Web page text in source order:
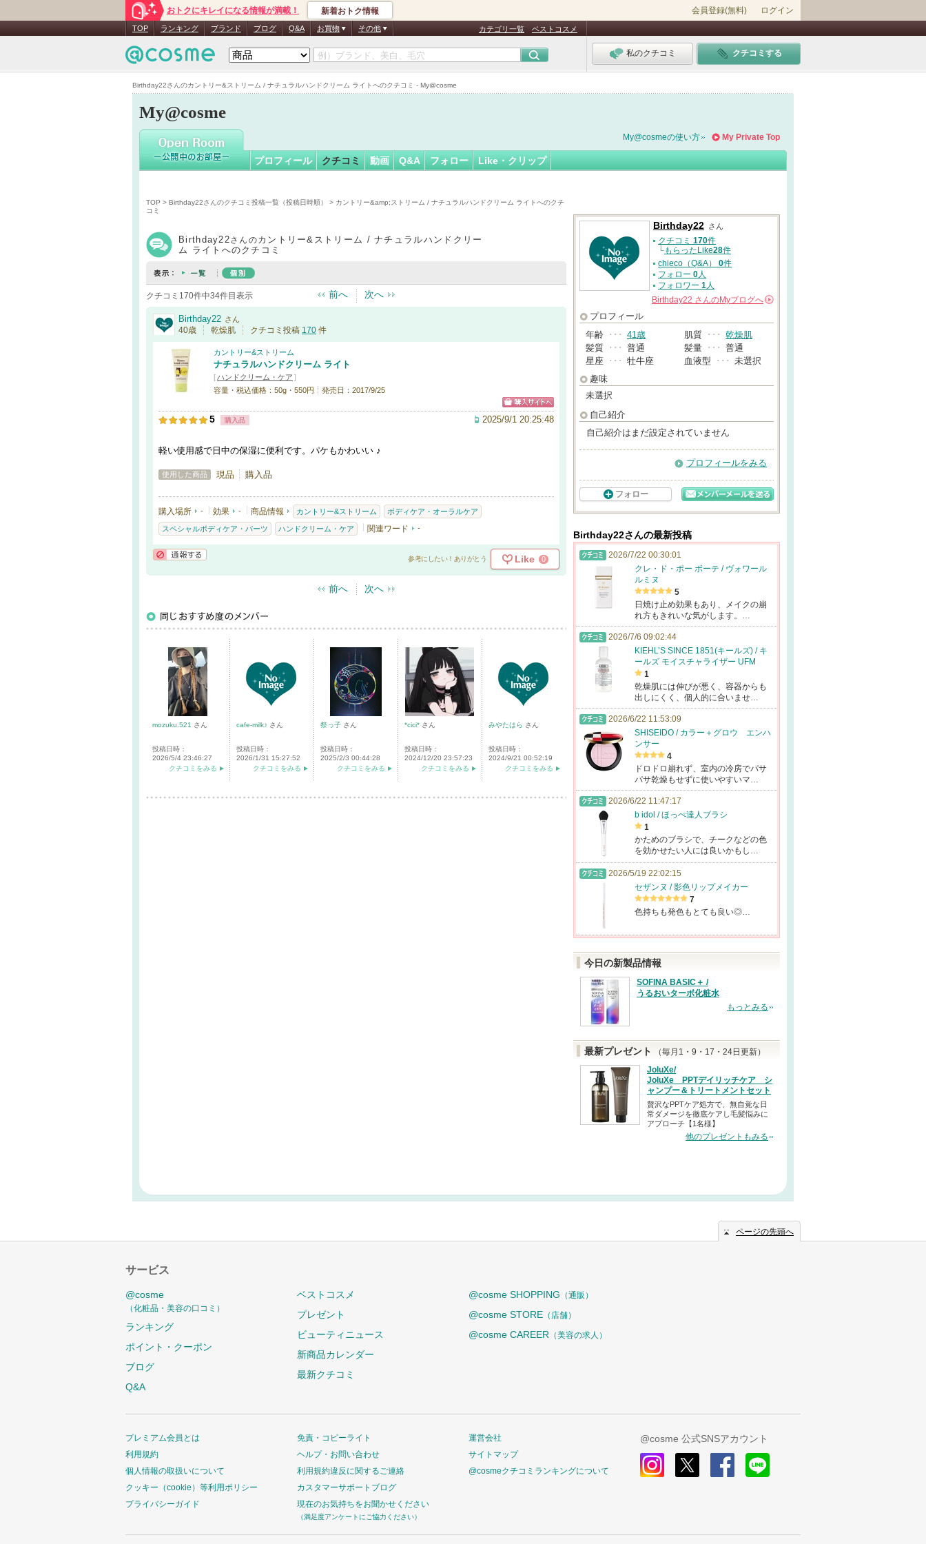
Birthday22さんのカントリー&ストリーム / ナチュラルハンドクリーム ライトへのクチコミ - My@cosme
おトクにキレイになる情報が満載！ 新着おトク情報 会員登録(無料) ログイン
TOP ランキング ブランド ブログ Q&A お買物 その他 カテゴリ一覧 ベストコスメ
私のクチコミ クチコミする
My@cosme
Birthday22さん
My Private Top
My@cosmeの使い方
プロフィール クチコミ 動画 Q&A フォロー Like・クリップ
TOP > Birthday22さんのクチコミ投稿一覧（投稿日時順）
> カントリー&amp;ストリーム / ナチュラルハンドクリーム ライトへのクチ
コミ
Birthday22さんのカントリー&ストリーム / ナチュラルハンドクリー
ム ライトへのクチコミ
クチコミ170件中34件目表示 前へ 次へ
Birthday22 さん
40歳 乾燥肌 クチコミ投稿 170 件
カントリー&ストリーム
ナチュラルハンドクリーム ライト
[ハンドクリーム・ケア ]
容量・税込価格：50g・550円
発売日：2017/9/25
5 購入品 2025/9/1 20:25:48
軽い使用感で日中の保湿に便利です。パケもかわいい ♪
使用した商品 現品 購入品
購入場所 - 効果 - 商品情報 カントリー&ストリーム ボディケア・オーラルケア
スペシャルボディケア・パーツ ハンドクリーム・ケア 関連ワード -
参考にしたい！ありがとう Like 0
前へ 次へ
mozuku.521 さん
投稿日時：
2026/5/4 23:46:27
クチコミをみる
cafe-milk♪ さん
投稿日時：
2026/1/31 15:27:52
クチコミをみる
祭っ子 さん
投稿日時：
2025/2/3 00:44:28
クチコミをみる
*cici* さん
投稿日時：
2024/12/20 23:57:23
クチコミをみる
みやたはら さん
投稿日時：
2024/9/21 00:52:19
クチコミをみる
Birthday22 さん
クチコミ 170件
└もらったLike28件
chieco（Q&A） 0件
フォロー 0人
フォロワー 1人
Birthday22 さんのMyブログへ
プロフィール
年齢 ･･･ 41歳 肌質 ･･･ 乾燥肌
髪質 ･･･ 普通 髪量 ･･･ 普通
星座 ･･･ 牡牛座 血液型 ･･･ 未選択
趣味
未選択
自己紹介
自己紹介はまだ設定されていません
プロフィールをみる
フォロー
Birthday22さんの最新投稿
2026/7/22 00:30:01
クレ・ド・ポー ボーテ / ヴォワール
ルミヌ
5
日焼け止め効果もあり、メイクの崩
れ方もきれいな気がします。…
2026/7/6 09:02:44
KIEHL’S SINCE 1851(キールズ) / キ
ールズ モイスチャライザー UFM
1
乾燥肌には伸びが悪く、容器からも
出しにくく、個人的に合いませ…
2026/6/22 11:53:09
SHISEIDO / カラー＋グロウ エンハ
ンサー
4
ドロドロ崩れず、室内の冷房でパサ
パサ乾燥もせずに使いやすいマ…
2026/6/22 11:47:17
b idol / ほっぺ達人ブラシ
1
かためのブラシで、チークなどの色
を効かせたい人には良いかもし…
2026/5/19 22:02:15
セザンヌ / 影色リップメイカー
7
色持ちも発色もとても良い◎…
今日の新製品情報
SOFINA BASIC＋ /
うるおいターボ化粧水
もっとみる
最新プレゼント
（毎月1・9・17・24日更新）
JoluXe/
JoluXe PPTデイリッチケア シ
ャンプー＆トリートメントセット
贅沢なPPTケア処方で、無自覚な日
常ダメージを徹底ケアし毛髪悩みに
アプローチ【1名様】
他のプレゼントもみる
ページの先頭へ
サービス
@cosme
（化粧品・美容の口コミ）
ランキング
ポイント・クーポン
ブログ
Q&A
ベストコスメ
プレゼント
ビューティニュース
新商品カレンダー
最新クチコミ
@cosme SHOPPING （通販）
@cosme STORE （店舗）
@cosme CAREER （美容の求人）
プレミアム会員とは
利用規約
個人情報の取扱いについて
クッキー（cookie）等利用ポリシー
プライバシーガイド
免責・コピーライト
ヘルプ・お問い合わせ
利用規約違反に関するご連絡
カスタマーサポートブログ
現在のお気持ちをお聞かせください
（満足度アンケートにご協力ください）
運営会社
サイトマップ
@cosmeクチコミランキングについて
@cosme 公式SNSアカウント